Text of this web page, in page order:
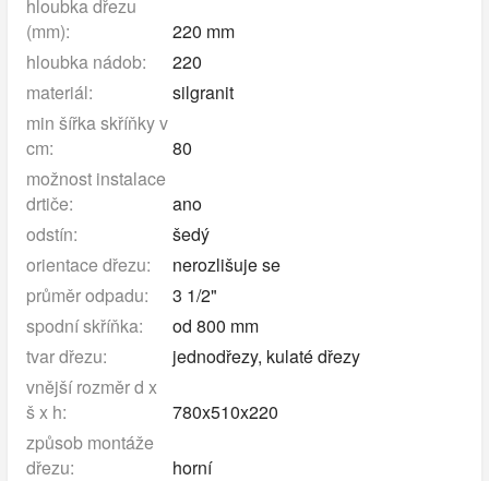
hloubka dřezu
(mm):
220 mm
hloubka nádob:
220
materiál:
silgranit
min šířka skříňky v
cm:
80
možnost instalace
drtiče:
ano
odstín:
šedý
orientace dřezu:
nerozlišuje se
průměr odpadu:
3 1/2"
spodní skříňka:
od 800 mm
tvar dřezu:
jednodřezy, kulaté dřezy
vnější rozměr d x
š x h:
780x510x220
způsob montáže
dřezu:
horní